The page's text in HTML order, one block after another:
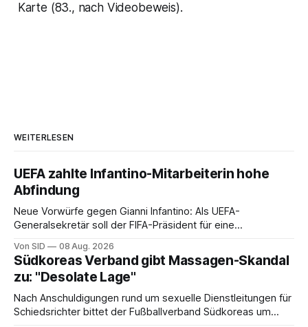
Karte (83., nach Videobeweis).
WEITERLESEN
UEFA zahlte Infantino-Mitarbeiterin hohe
Abfindung
Neue Vorwürfe gegen Gianni Infantino: Als UEFA-
Generalsekretär soll der FIFA-Präsident für eine
Von SID 08 Aug. 2026
Südkoreas Verband gibt Massagen-Skandal
zu: "Desolate Lage"
Nach Anschuldigungen rund um sexuelle Dienstleitungen für
Schiedsrichter bittet der Fußballverband Südkoreas um